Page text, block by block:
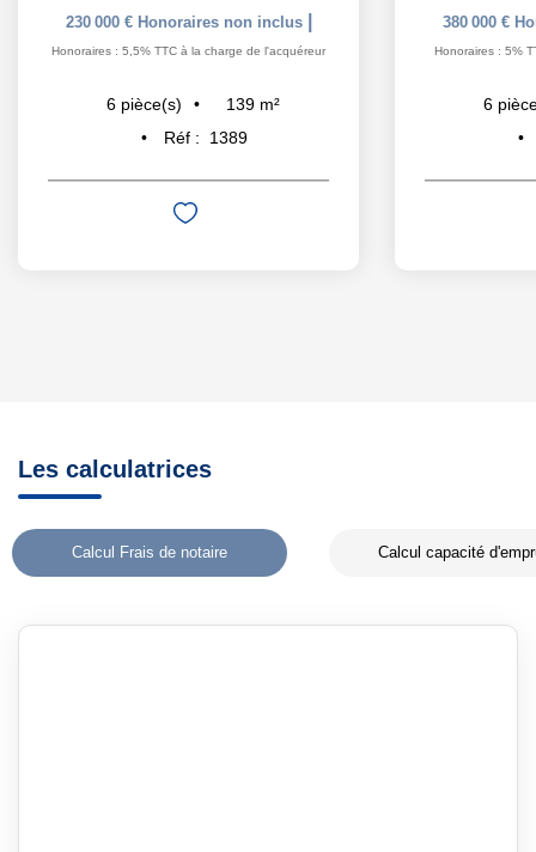
230 000 € Honoraires non inclus
Honoraires : 5,5% TTC à la charge de l'acquéreur
6 pièce(s) 139 m²
Réf :
1389
380 000 €
Honoraires : 5%
6
Les calculatrices
Calcul Frais de notaire Calcul capacité